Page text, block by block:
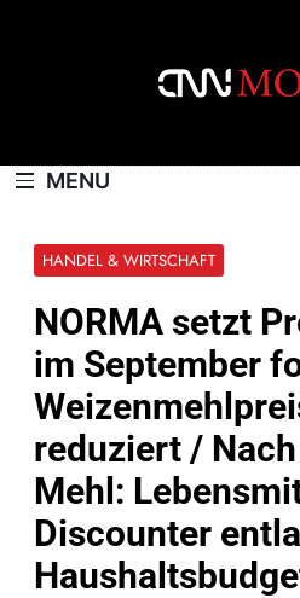
MENU
HANDEL & WIRTSCHAFT
NORMA setzt
im September
reduziert /
Mehl:
Discounter